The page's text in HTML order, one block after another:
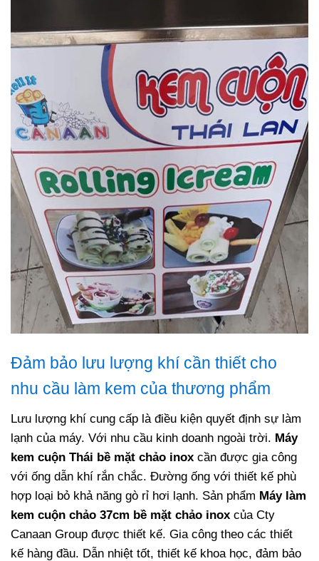
Đảm bảo lưu lượng khí cần thiết cho
nhu cầu làm kem của thương phẩm
Lưu lượng khí cung cấp là điều kiện quyết định sự làm
lạnh của máy. Với nhu cầu kinh doanh ngoài trời. Máy
kem cuộn Thái bề mặt chảo inox cần được gia công
với ống dẫn khí rắn chắc. Đường ống với thiết kế phù
hợp loại bỏ khả năng gò rỉ hơi lạnh. Sản phẩm Máy làm
kem cuộn chảo 37cm bề mặt chảo inox của Cty
Canaan Group được thiết kế. Gia công theo các thiết
kế hàng đầu. Dẫn nhiệt tốt, thiết kế khoa học, đảm bảo